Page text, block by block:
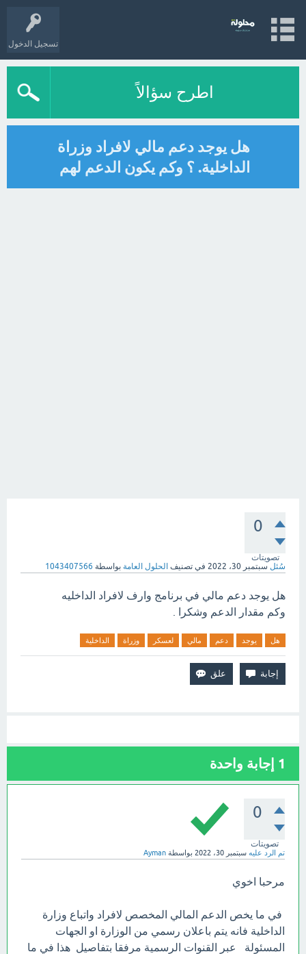
تسجيل الدخول
اطرح سؤالاً
هل يوجد دعم مالي لافراد وزراة
الداخلية. ؟ وكم يكون الدعم لهم
0
تصويتات
سُئل سبتمبر 30، 2022 في تصنيف الحلول العامة بواسطة 1043407566
هل يوجد دعم مالي في برنامج وارف لافراد الداخليه
وكم مقدار الدعم وشكرا .
هل يوجد دعم مالي لعسكر وزراة الداخلية
1 إجابة واحدة
0
تصويتات
تم الرد عليه سبتمبر 30، 2022 بواسطة Ayman
مرحبا اخوي
في ما يخص الدعم المالي المخصص لافراد واتباع وزارة
الداخلية فانه يتم باعلان رسمي من الوزارة او الجهات
المسئولة عبر القنوات الرسمية مرفقا بتفاصيل هذا في ما